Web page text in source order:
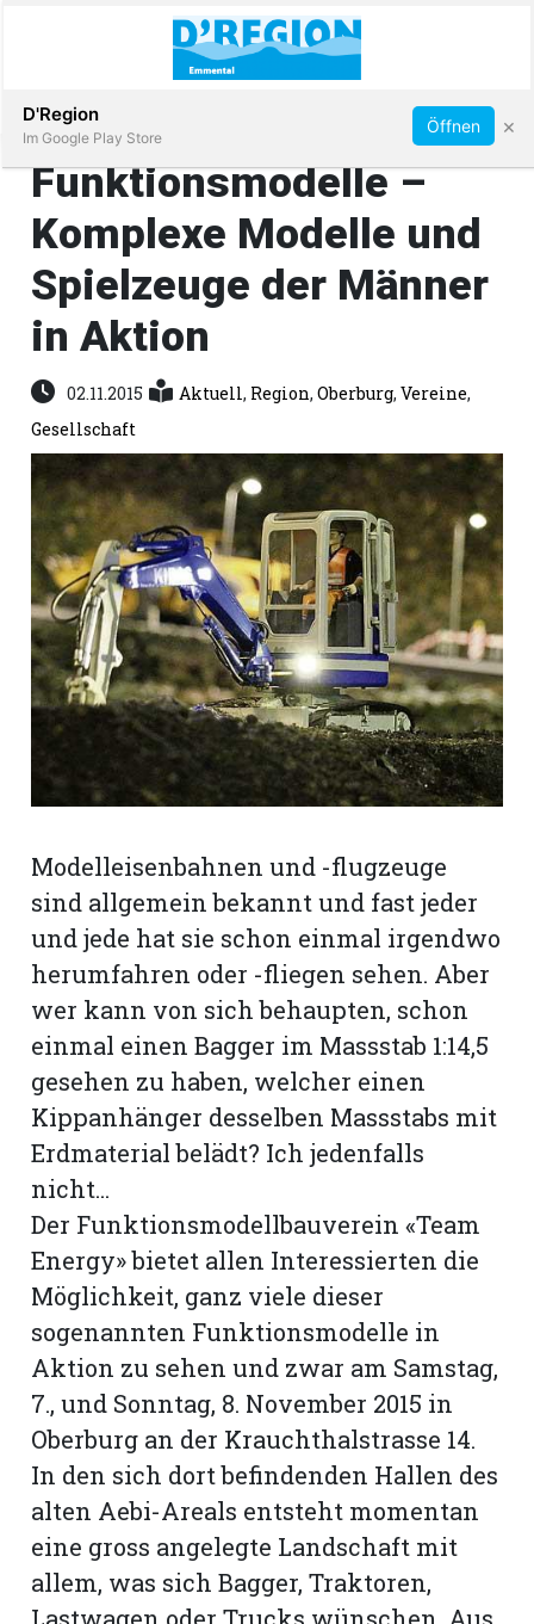
Immobilien
Veranstaltungen
Stellen
E-
App
Abonnieren
Funktionsmodelle –
Komplexe Modelle und
Spielzeuge der Männer
in Aktion
02.11.2015 Aktuell, Region,Oberburg,Vereine,
Gesellschaft
Modelleisenbahnen und -flugzeuge
sind allgemein bekannt und fast jeder
und jede hat sie schon einmal irgendwo
herumfahren oder -fliegen sehen. Aber
wer kann von sich behaupten, schon
einmal einen Bagger im Massstab 1:14,5
gesehen zu haben, welcher einen
Kippanhänger desselben Massstabs mit
Erdmaterial belädt? Ich jedenfalls
nicht...
Der Funktionsmodellbauverein «Team
Energy» bietet allen Interessierten die
Möglichkeit, ganz viele dieser
sogenannten Funktionsmodelle in
Aktion zu sehen und zwar am Samstag,
7., und Sonntag, 8. November 2015 in
Oberburg an der Krauchthalstrasse 14.
In den sich dort befindenden Hallen des
alten Aebi-Areals entsteht momentan
eine gross angelegte Landschaft mit
allem, was sich Bagger, Traktoren,
D'Region
Im Google Play Store
Öffnen ×